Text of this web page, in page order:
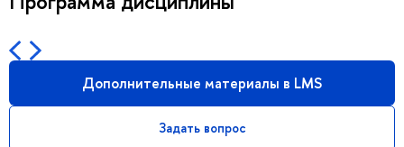
Дополнительные материалы в LMS
Задать вопрос